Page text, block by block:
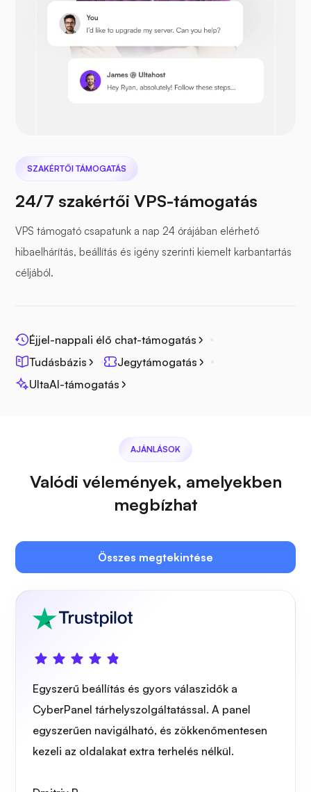
Prestashop
Nextcloud
Fotoprizma
Plex
Owncast
Drótvédő
SZAKÉRTŐI TÁMOGATÁS
24/7 szakértői VPS-támogatás
VPS támogató csapatunk a nap 24 órájában elérhető
hibaelhárítás, beállítás és igény szerinti kiemelt karbantartás
céljából.
Éjjel-nappali élő chat-támogatás
Tudásbázis
Jegytámogatás
UltaAI-támogatás
AJÁNLÁSOK
Valódi vélemények, amelyekben
megbízhat
Összes megtekintése
Egyszerű beállítás és gyors válaszidők a
CyberPanel tárhelyszolgáltatással. A panel
egyszerűen navigálható, és zökkenőmentesen
kezeli az oldalakat extra terhelés nélkül.